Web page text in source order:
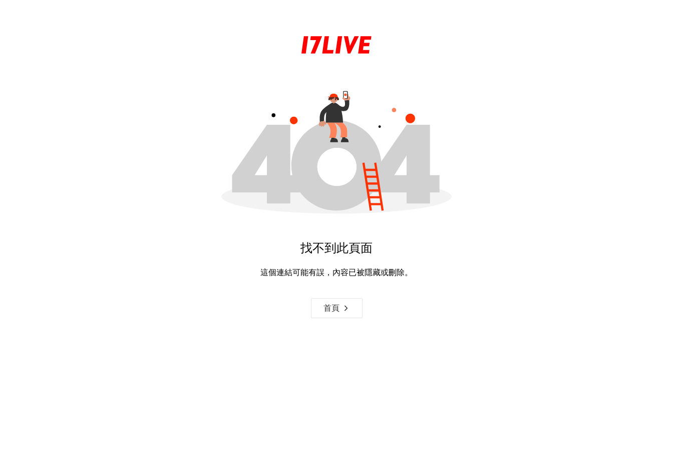
找不到此頁面
這個連結可能有誤，內容已被隱藏或刪除。
首頁